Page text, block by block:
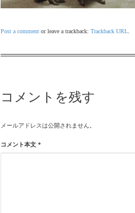
Post a comment or leave a trackback: Trackback URL
コメントを残す
メールアドレスは公開されません。
コメント本文 *